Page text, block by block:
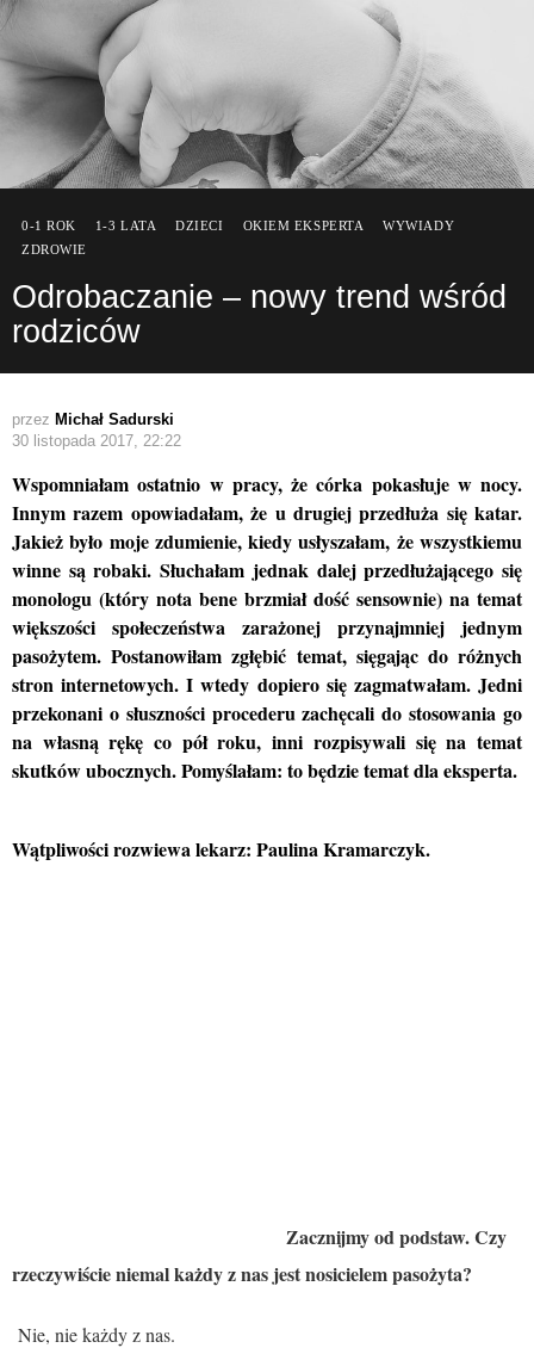
0-1 ROK 1-3 LATA DZIECI OKIEM EKSPERTA
WYWIADY
ZDROWIE
Odrobaczanie – nowy trend wśród
rodziców
przez Michał Sadurski
30 listopada 2017, 22:22
Wspomniałam ostatnio w pracy, że córka pokasłuje w nocy.
Innym razem opowiadałam, że u drugiej przedłuża się katar.
Jakież było moje zdumienie, kiedy usłyszałam, że wszystkiemu
winne są robaki. Słuchałam jednak dalej przedłużającego się
monologu (który nota bene brzmiał dość sensownie) na temat
większości społeczeństwa zarażonej przynajmniej jednym
pasożytem. Postanowiłam zgłębić temat, sięgając do różnych
stron internetowych. I wtedy dopiero się zagmatwałam. Jedni
przekonani o słuszności procederu zachęcali do stosowania go
na własną rękę co pół roku, inni rozpisywali się na temat
skutków ubocznych. Pomyślałam: to będzie temat dla eksperta.
Wątpliwości rozwiewa lekarz: Paulina Kramarczyk.
Zacznijmy od podstaw. Czy
rzeczywiście niemal każdy z nas jest nosicielem pasożyta?
Nie, nie każdy z nas.